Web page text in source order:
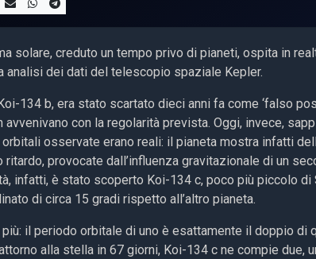
solare, creduto un tempo privo di pianeti, ospita in
analisi dei dati del telescopio spaziale Kepler.
Koi-134 b, era stato scartato dieci anni fa come ‘falso
avvenivano con la regolarità prevista. Oggi, invece,
orbitali osservate erano reali: il pianeta mostra infatti
ritardo, provocate dall’influenza gravitazionale di un
infatti, è stato scoperto Koi-134 c, poco più piccolo di
di circa 15 gradi rispetto all’altro pianeta.
più: il periodo orbitale di uno è esattamente il doppio di
alla stella in 67 giorni, Koi-134 c ne compie due,